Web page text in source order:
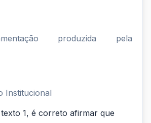
produzida pela
Institucional
1, é correto afirmar que